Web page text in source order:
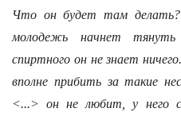
Что он будет там делать?
молодежь начнет
спиртного он не знает
вполне прибить за такие
<...> он не любит, у него